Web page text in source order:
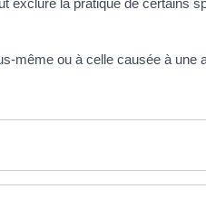
exclure la pratique de certains
même ou à celle causée à une